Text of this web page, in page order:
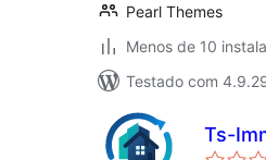
Pearl Themes
Menos de 10
Testado com
Ts-